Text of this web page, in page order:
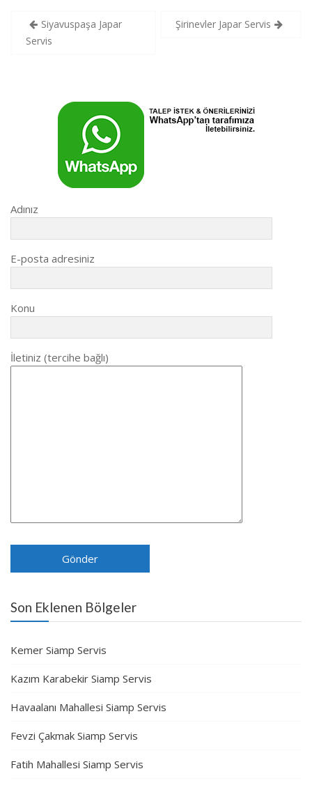
Yazı
gezinmesi
Siyavuspaşa Japar
Servis
Şirinevler Japar Servis
Adınız
E-posta adresiniz
Konu
İletiniz (tercihe bağlı)
Son Eklenen Bölgeler
Kemer Siamp Servis
Kazım Karabekir Siamp Servis
Havaalanı Mahallesi Siamp Servis
Fevzi Çakmak Siamp Servis
Fatih Mahallesi Siamp Servis